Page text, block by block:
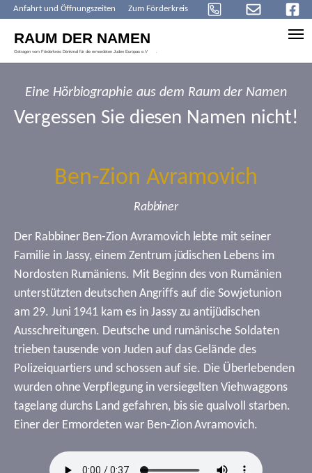
Anfahrt und Öffnungszeiten Zum Förderkreis
Eine Hörbiographie aus dem Raum der Namen
Vergessen Sie diesen Namen nicht!
Ben-Zion Avramovich
Rabbiner
Der Rabbiner Ben-Zion Avramovich lebte mit seiner
Familie in Jassy, einem Zentrum jüdischen Lebens im
Nordosten Rumäniens. Mit Beginn des von Rumänien
unterstützten deutschen Angriffs auf die Sowjetunion
am 29. Juni 1941 kam es in Jassy zu antijüdischen
Ausschreitungen. Deutsche und rumänische Soldaten
trieben tausende von Juden auf das Gelände des
Polizeiquartiers und schossen auf sie. Die Überlebenden
wurden ohne Verpflegung in versiegelten Viehwaggons
tagelang durchs Land gefahren, bis sie qualvoll starben.
Einer der Ermordeten war Ben-Zion Avramovich.